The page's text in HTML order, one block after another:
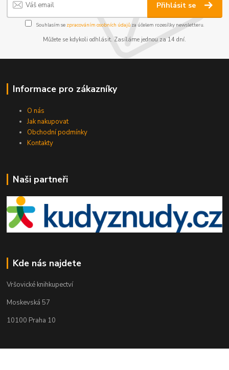
Přihlásit se
Souhlasím se zpracováním osobních údajůza účelem rozesílky newsletteru.
Můžete se kdykoli odhlásit. Zasíláme jednou za 14 dní.
Informace pro zákazníky
O nás
Jak nakupovat
Obchodní podmínky
Kontakty
Naši partneři
Kde nás najdete
Vršovické knihkupectví
Moskevská 57
10100 Praha 10